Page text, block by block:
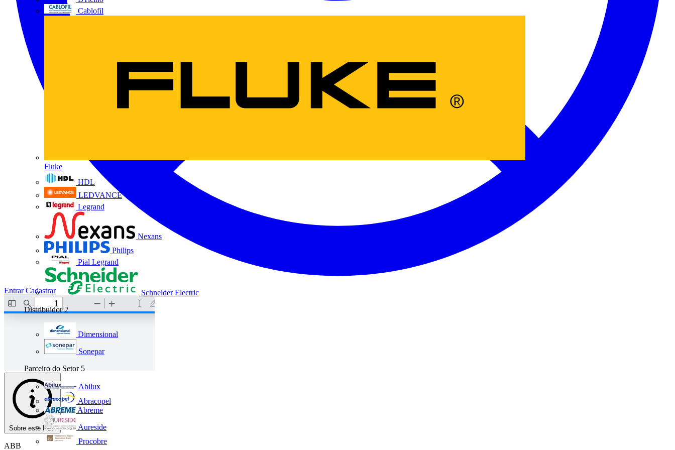
Cablofil
Fluke
HDL
LEDVANCE
Legrand
Nexans
Philips
Pial Legrand
Schneider Electric
Distribuidor 2
Dimensional
Sonepar
Parceiro do Setor 5
Abilux
Abracopel
Abreme
Aureside
Procobre
EntrarCadastrar
Sobre este PDF
ABB